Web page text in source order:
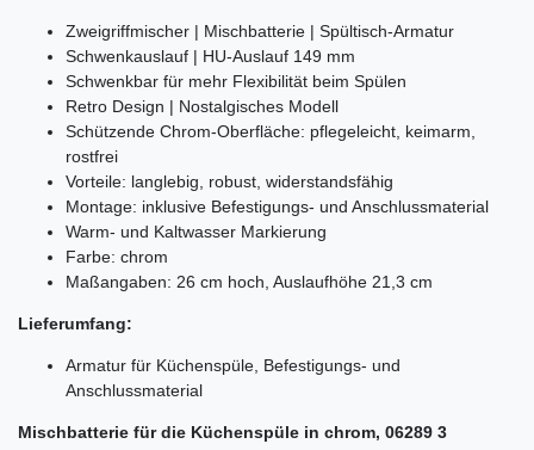
Zweigriffmischer | Mischbatterie | Spültisch-Armatur
Schwenkauslauf | HU-Auslauf 149 mm
Schwenkbar für mehr Flexibilität beim Spülen
Retro Design | Nostalgisches Modell
Schützende Chrom-Oberfläche: pflegeleicht, keimarm,
rostfrei
Vorteile: langlebig, robust, widerstandsfähig
Montage: inklusive Befestigungs- und Anschlussmaterial
Warm- und Kaltwasser Markierung
Farbe: chrom
Maßangaben: 26 cm hoch, Auslaufhöhe 21,3 cm
Lieferumfang:
Armatur für Küchenspüle, Befestigungs- und
Anschlussmaterial
Mischbatterie für die Küchenspüle in chrom, 06289 3